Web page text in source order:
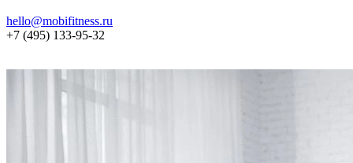
hello@mobifitness.ru
+7 (495) 133-95-32